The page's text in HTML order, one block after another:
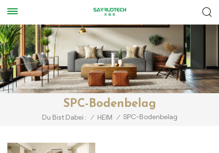
SPC-Bodenbelag
Du Bist Dabei : / HEIM / SPC-Bodenbelag